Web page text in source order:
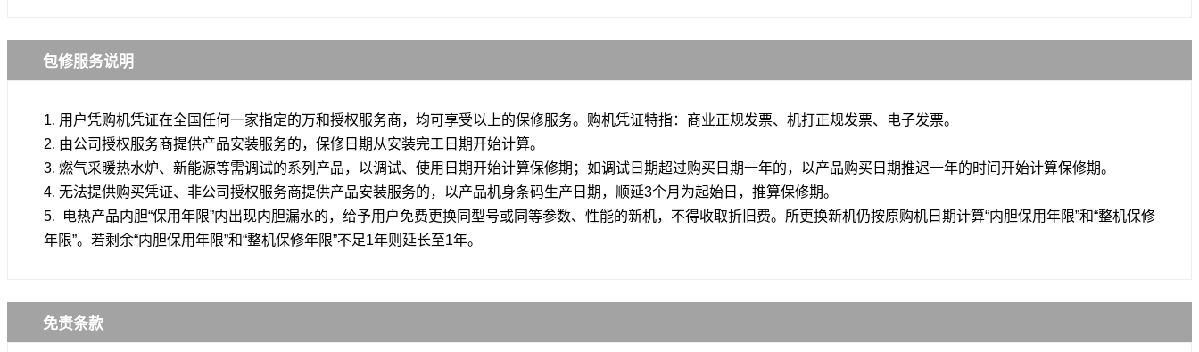
包修服务说明
1. 用户凭购机凭证在全国任何一家指定的万和授权服务商，均可享受以上的保修服务。购机凭证特指：商业正规发票、机打正规发票、电子发票。
2. 由公司授权服务商提供产品安装服务的，保修日期从安装完工日期开始计算。
3. 燃气采暖热水炉、新能源等需调试的系列产品，以调试、使用日期开始计算保修期；如调试日期超过购买日期一年的，以产品购买日期推迟一年的时间开始计算保修期。
4. 无法提供购买凭证、非公司授权服务商提供产品安装服务的，以产品机身条码生产日期，顺延3个月为起始日，推算保修期。
5. 电热产品内胆“保用年限”内出现内胆漏水的，给予用户免费更换同型号或同等参数、性能的新机，不得收取折旧费。所更换新机仍按原购机日期计算“内胆保用年限”和“整机保修
年限”。若剩余“内胆保用年限”和“整机保修年限”不足1年则延长至1年。
免责条款